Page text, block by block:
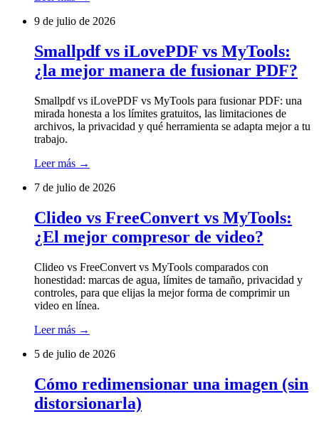
9 de julio de 2026
Smallpdf vs iLovePDF vs MyTools:
¿la mejor manera de fusionar PDF?
Smallpdf vs iLovePDF vs MyTools para fusionar PDF: una
mirada honesta a los límites gratuitos, las limitaciones de
archivos, la privacidad y qué herramienta se adapta mejor a tu
trabajo.
Leer más →
7 de julio de 2026
Clideo vs FreeConvert vs MyTools:
¿El mejor compresor de video?
Clideo vs FreeConvert vs MyTools comparados con
honestidad: marcas de agua, límites de tamaño, privacidad y
controles, para que elijas la mejor forma de comprimir un
video en línea.
Leer más →
5 de julio de 2026
Cómo redimensionar una imagen (sin
distorsionarla)